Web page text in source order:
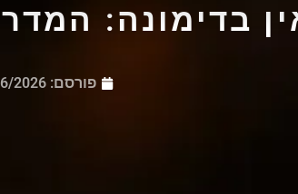
בדימונה:
פורסם: 2026